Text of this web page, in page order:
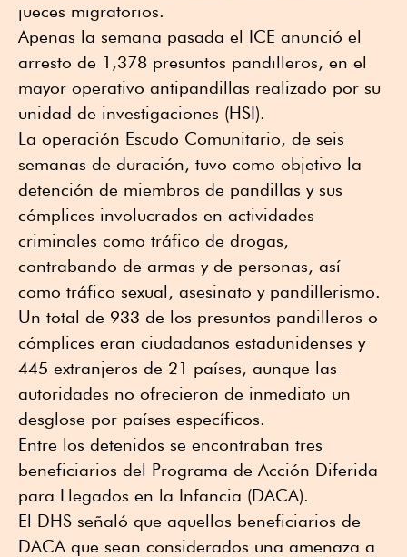
jueces migratorios.
Apenas la semana pasada el ICE anunció el
arresto de 1,378 presuntos pandilleros, en el
mayor operativo antipandillas realizado por su
unidad de investigaciones (HSI).
La operación Escudo Comunitario, de seis
semanas de duración, tuvo como objetivo la
detención de miembros de pandillas y sus
cómplices involucrados en actividades
criminales como tráfico de drogas,
contrabando de armas y de personas, así
como tráfico sexual, asesinato y pandillerismo.
Un total de 933 de los presuntos pandilleros o
cómplices eran ciudadanos estadunidenses y
445 extranjeros de 21 países, aunque las
autoridades no ofrecieron de inmediato un
desglose por países específicos.
Entre los detenidos se encontraban tres
beneficiarios del Programa de Acción Diferida
para Llegados en la Infancia (DACA).
El DHS señaló que aquellos beneficiarios de
DACA que sean considerados una amenaza a